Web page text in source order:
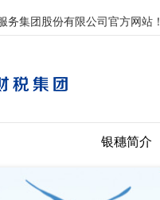
务集团股份有限公司官方网站！
银穗简介